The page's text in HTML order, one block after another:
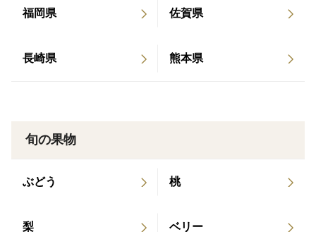
福岡県 佐賀県
長崎県 熊本県
旬の果物
ぶどう 桃
梨 ベリー